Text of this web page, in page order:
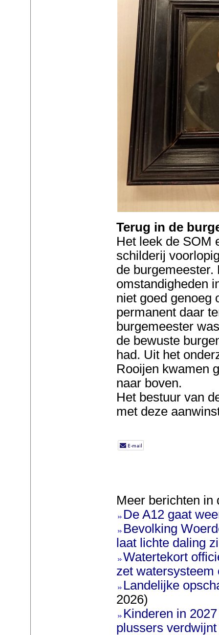
Terug in de
Het leek de SOM
schilderij
de
omstandigheden
niet goed genoeg
permanent daar
burgemeester
de bewuste
had. Uit het
Rooijen kwamen
naar boven.
Het bestuur van
met deze
Meer berichten in
De A12 gaat
Bevolking
laat lichte daling
Watertekort
zet watersysteem
Landelijke
2026)
Kinderen in
plussers verdwijnt